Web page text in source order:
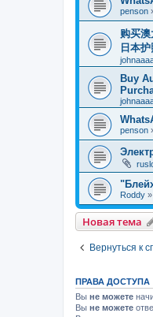
penson
购买
日本
Buy
penson
Roddy »
Новая тема
Вернуться к
ПРАВА ДОСТУПА
Вы не можете
Вы не можете